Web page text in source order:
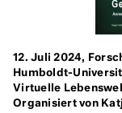
12. Juli 2024,
Humboldt-
Virtuelle
Organisiert von